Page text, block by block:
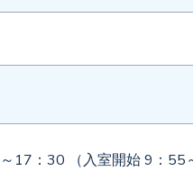
17：30 （入室開始 9：55